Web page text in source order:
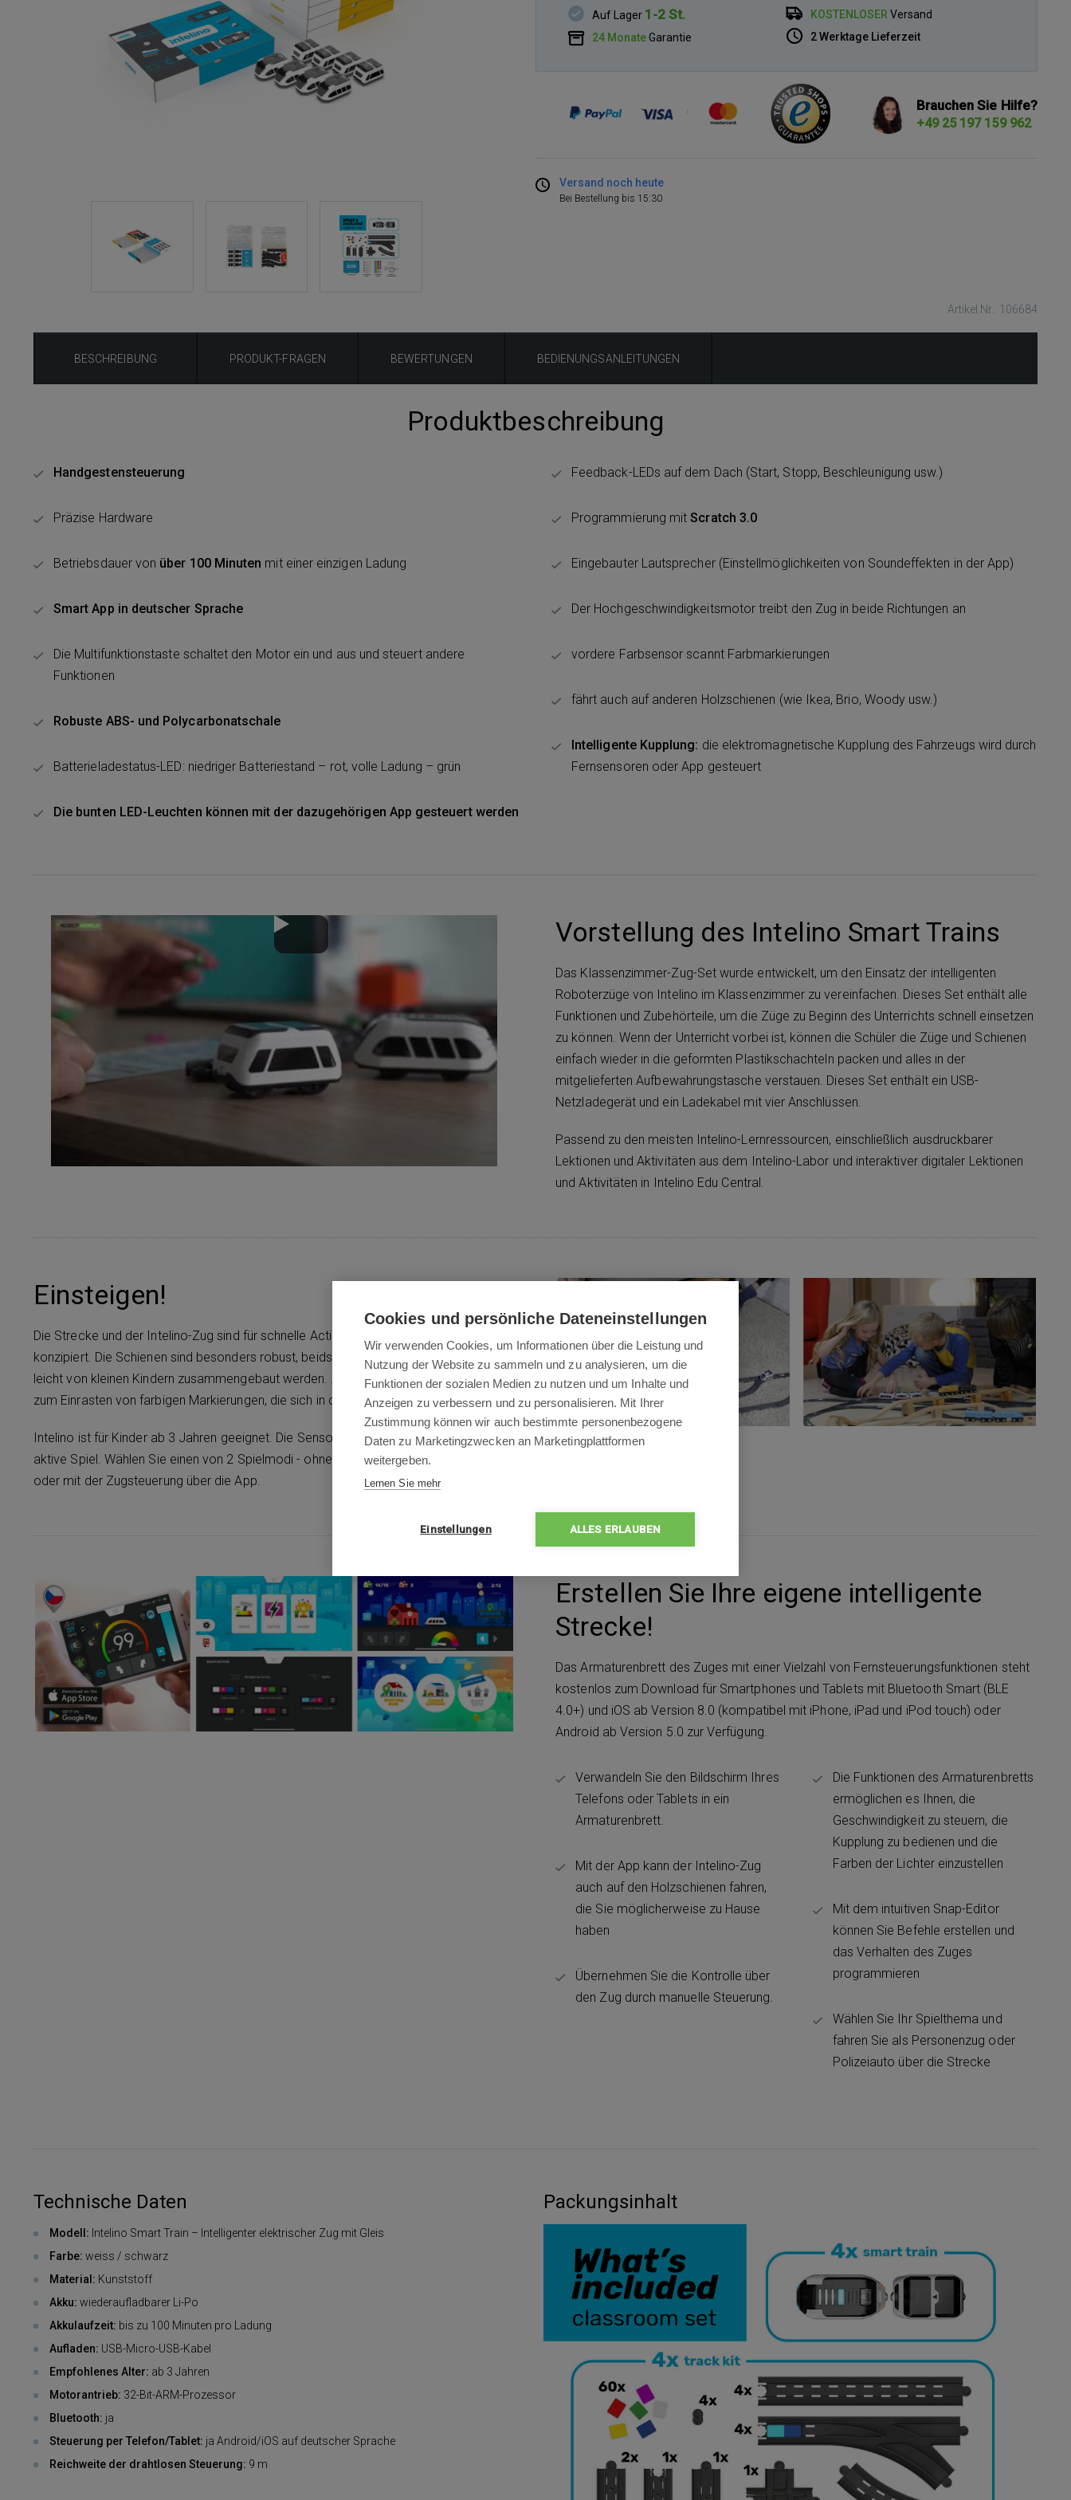
Auf Lager 1-2 St.
24 MonateGarantie
KOSTENLOSER Versand
2 Werktage Lieferzeit
Brauchen Sie Hilfe?
+49 25 197 159 962
Versand noch heute
Bei Bestellung bis 15:30
Artikel Nr.: 106684
BESCHREIBUNG PRODUKT-FRAGEN BEWERTUNGEN BEDIENUNGSANLEITUNGEN
Produktbeschreibung
Handgestensteuerung
Präzise Hardware
Betriebsdauer von über 100 Minuten mit einer einzigen Ladung
Smart App in deutscher Sprache
Die Multifunktionstaste schaltet den Motor ein und aus und steuert andere
Funktionen
Robuste ABS- und Polycarbonatschale
Batterieladestatus-LED: niedriger Batteriestand – rot, volle Ladung – grün
Die bunten LED-Leuchten können mit der dazugehörigen App gesteuert werden
Feedback-LEDs auf dem Dach (Start, Stopp, Beschleunigung usw.)
Programmierung mitScratch 3.0
Eingebauter Lautsprecher (Einstellmöglichkeiten von Soundeffekten in der App)
Der Hochgeschwindigkeitsmotor treibt den Zug in beide Richtungen an
vordere Farbsensor scannt Farbmarkierungen
fährt auch auf anderen Holzschienen (wie Ikea, Brio, Woody usw.)
Intelligente Kupplung: die elektromagnetische Kupplung des Fahrzeugs wird durch
Fernsensoren oder App gesteuert
Vorstellung des Intelino Smart Trains
Das Klassenzimmer-Zug-Set wurde entwickelt, um den Einsatz der intelligenten
Roboterzüge von Intelino im Klassenzimmer zu vereinfachen. Dieses Set enthält alle
Funktionen und Zubehörteile, um die Züge zu Beginn des Unterrichts schnell einsetzen
zu können. Wenn der Unterricht vorbei ist, können die Schüler die Züge und Schienen
einfach wieder in die geformten Plastikschachteln packen und alles in der
mitgelieferten Aufbewahrungstasche verstauen. Dieses Set enthält ein USB-
Netzladegerät und ein Ladekabel mit vier Anschlüssen.
Passend zu den meisten Intelino-Lernressourcen, einschließlich ausdruckbarer
Lektionen und Aktivitäten aus dem Intelino-Labor und interaktiver digitaler Lektionen
und Aktivitäten in Intelino Edu Central.
Einsteigen!
Die Strecke und der Intelino-Zug sind für schnelle Action und intelligentes Spiel
konzipiert. Die Schienen sind besonders robust, beidseitig verwendbar und können
leicht von kleinen Kindern zusammengebaut werden. Alle Schienenteile haben Löcher
zum Einrasten von farbigen Markierungen, die sich in der Zugbox bewegen.
Intelino ist für Kinder ab 3 Jahren geeignet. Die Sensoren ziehen Sie schnell in das
aktive Spiel. Wählen Sie einen von 2 Spielmodi - ohne Bildschirm auf den Schienen
oder mit der Zugsteuerung über die App.
Erstellen Sie Ihre eigene intelligente
Strecke!
Das Armaturenbrett des Zuges mit einer Vielzahl von Fernsteuerungsfunktionen steht
kostenlos zum Download für Smartphones und Tablets mit Bluetooth Smart (BLE
4.0+) und iOS ab Version 8.0 (kompatibel mit iPhone, iPad und iPod touch) oder
Android ab Version 5.0 zur Verfügung.
Verwandeln Sie den Bildschirm Ihres
Telefons oder Tablets in ein
Armaturenbrett.
Mit der App kann der Intelino-Zug
auch auf den Holzschienen fahren,
die Sie möglicherweise zu Hause
haben
Übernehmen Sie die Kontrolle über
den Zug durch manuelle Steuerung.
Die Funktionen des Armaturenbretts
ermöglichen es Ihnen, die
Geschwindigkeit zu steuern, die
Kupplung zu bedienen und die
Farben der Lichter einzustellen
Mit dem intuitiven Snap-Editor
können Sie Befehle erstellen und
das Verhalten des Zuges
programmieren
Wählen Sie Ihr Spielthema und
fahren Sie als Personenzug oder
Polizeiauto über die Strecke
Technische Daten
Modell: Intelino Smart Train – Intelligenter elektrischer Zug mit Gleis
Farbe: weiss / schwarz
Material: Kunststoff
Akku: wiederaufladbarer Li-Po
Akkulaufzeit: bis zu 100 Minuten pro Ladung
Aufladen: USB-Micro-USB-Kabel
Empfohlenes Alter: ab 3 Jahren
Motorantrieb: 32-Bit-ARM-Prozessor
Bluetooth: ja
Steuerung per Telefon/Tablet: ja Android/iOS auf deutscher Sprache
Reichweite der drahtlosen Steuerung: 9 m
Packungsinhalt
Cookies und persönliche Dateneinstellungen
Wir verwenden Cookies, um Informationen über die Leistung und
Nutzung der Website zu sammeln und zu analysieren, um die
Funktionen der sozialen Medien zu nutzen und um Inhalte und
Anzeigen zu verbessern und zu personalisieren. Mit Ihrer
Zustimmung können wir auch bestimmte personenbezogene
Daten zu Marketingzwecken an Marketingplattformen
weitergeben.
Lernen Sie mehr
Einstellungen ALLES ERLAUBEN